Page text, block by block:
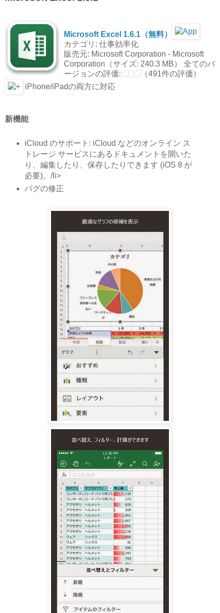
Microsoft Excel 1.6.1（無料）
カテゴリ: 仕事効率化
販売元: Microsoft Corporation - Microsoft
Corporation（サイズ: 240.3 MB） 全てのバ
ージョンの評価:
（491件の評価）
iPhone/iPadの両方に対応
新機能
iCloud のサポート: iCloud などのオンライン ス
トレージ サービスにあるドキュメントを開いた
り、編集したり、保存したりできます (iOS 8 が
必要)。/li>
バグの修正